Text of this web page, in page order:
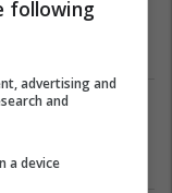
shitur në afro
following
advertising and
and
a device